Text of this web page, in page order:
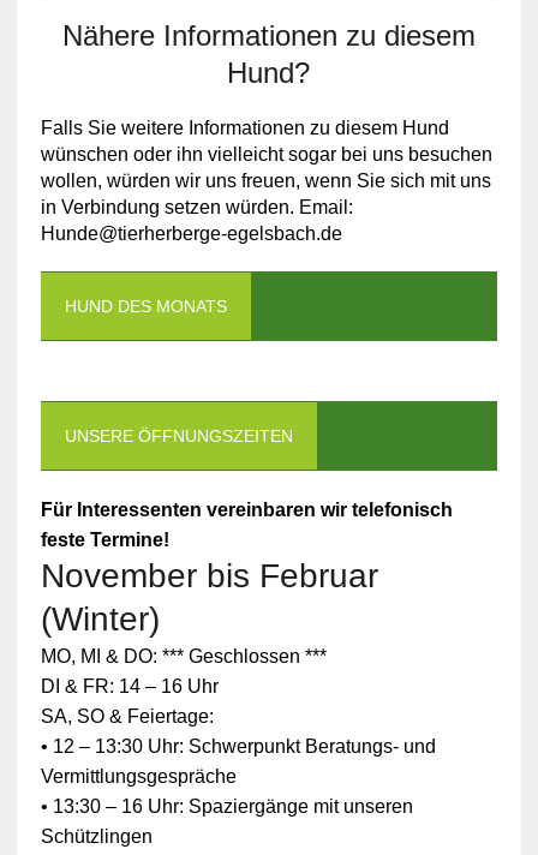
Nähere Informationen zu diesem
Hund?
Falls Sie weitere Informationen zu diesem Hund
wünschen oder ihn vielleicht sogar bei uns besuchen
wollen, würden wir uns freuen, wenn Sie sich mit uns
in Verbindung setzen würden. Email:
Hunde@tierherberge-egelsbach.de
HUND DES MONATS
UNSERE ÖFFNUNGSZEITEN
Für Interessenten vereinbaren wir telefonisch
feste Termine!
November bis Februar
(Winter)
MO, MI & DO: *** Geschlossen ***
DI & FR: 14 – 16 Uhr
SA, SO & Feiertage:
• 12 – 13:30 Uhr: Schwerpunkt Beratungs- und
Vermittlungsgespräche
• 13:30 – 16 Uhr: Spaziergänge mit unseren
Schützlingen